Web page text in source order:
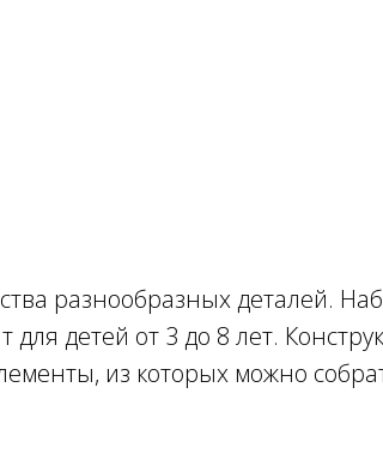
разнообразных деталей.
детей от 3 до 8 лет.
из которых можно